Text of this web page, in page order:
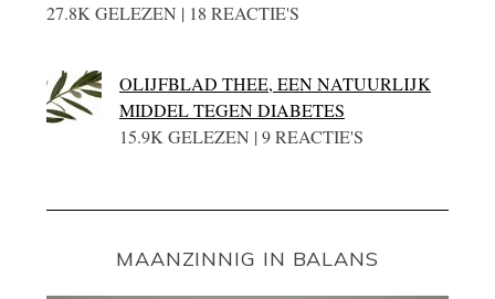
27.8K GELEZEN | 18 REACTIE'S
OLIJFBLAD THEE, EEN NATUURLIJK
MIDDEL TEGEN DIABETES
15.9K GELEZEN | 9 REACTIE'S
MAANZINNIG IN BALANS